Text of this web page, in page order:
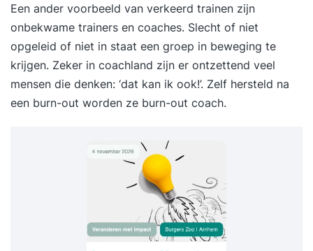
Een ander voorbeeld van verkeerd trainen zijn
onbekwame trainers en coaches. Slecht of niet
opgeleid of niet in staat een groep in beweging te
krijgen. Zeker in coachland zijn er ontzettend veel
mensen die denken: ‘dat kan ik ook!’. Zelf hersteld na
een burn-out worden ze burn-out coach.